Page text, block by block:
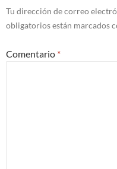
Tu dirección de correo
obligatorios están marcados
Comentario *